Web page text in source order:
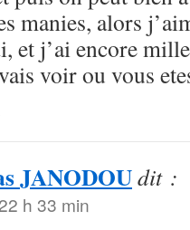
manies, alors
et j’ai encore
voir ou vous
JANODOUdit :
h 33 min